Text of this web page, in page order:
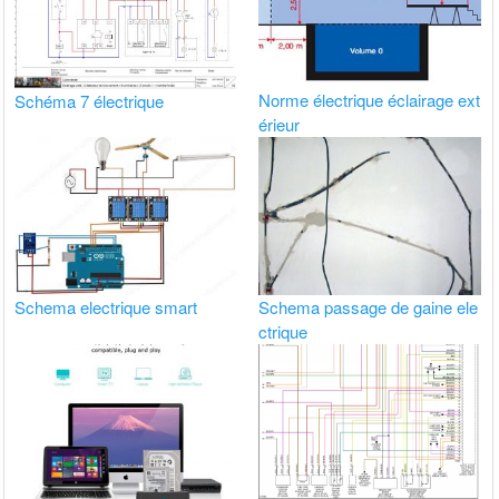
Schéma 7 électrique
Norme électrique éclairage ext
érieur
Schema electrique smart
Schema passage de gaine ele
ctrique